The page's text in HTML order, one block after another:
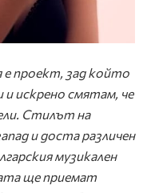
е проект, зад който
искрено смятам, че
Стилът на
и доста различен
музикален
ще приемат